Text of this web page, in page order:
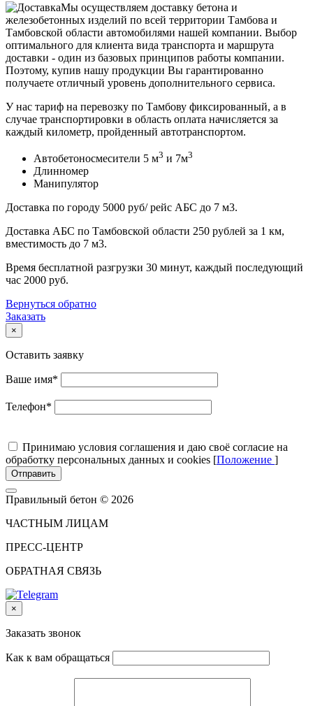
Мы осуществляем доставку бетона и
железобетонных изделий по всей территории Тамбова и
Тамбовской области автомобилями нашей компании. Выбор
оптимального для клиента вида транспорта и маршрута
доставки - один из базовых принципов работы компании.
Поэтому, купив нашу продукции Вы гарантированно
получаете отличный уровень дополнительного сервиса.
У нас тариф на перевозку по Тамбову фиксированный, а в
случае транспортировки в область оплата начисляется за
каждый километр, пройденный автотранспортом.
Автобетоносмесители 5 м3 и 7м3
Длинномер
Манипулятор
Доставка по городу 5000 руб/ рейс АБС до 7 м3.
Доставка АБС по Тамбовской области 250 рублей за 1 км,
вместимость до 7 м3.
Время бесплатной разгрузки 30 минут, каждый последующий
час 2000 руб.
Вернуться обратно
Заказать
×
Оставить заявку
Ваше имя*
Телефон*
Принимаю условия соглашения и даю своё согласие на
обработку персональных данных и cookies [Положение ]
Отправить
Правильный бетон © 2026
ЧАСТНЫМ ЛИЦАМ
ПРЕСС-ЦЕНТР
ОБРАТНАЯ СВЯЗЬ
×
Заказать звонок
Как к вам обращаться